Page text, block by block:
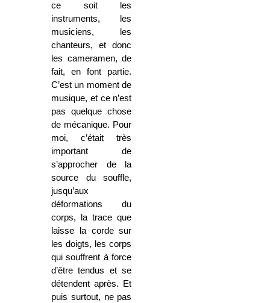
ce soit les
instruments, les
musiciens, les
chanteurs, et donc
les cameramen, de
fait, en font partie.
C’est un moment de
musique, et ce n’est
pas quelque chose
de mécanique. Pour
moi, c’était très
important de
s’approcher de la
source du souffle,
jusqu’aux
déformations du
corps, la trace que
laisse la corde sur
les doigts, les corps
qui souffrent à force
d’être tendus et se
détendent après. Et
puis surtout, ne pas